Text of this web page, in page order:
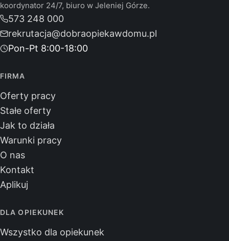
koordynator 24/7, biuro w Jeleniej Górze.
573 248 000
rekrutacja@dobraopiekawdomu.pl
Pon-Pt 8:00-18:00
FIRMA
Oferty pracy
Stałe oferty
Jak to działa
Warunki pracy
O nas
Kontakt
Aplikuj
DLA OPIEKUNEK
Wszystko dla opiekunek